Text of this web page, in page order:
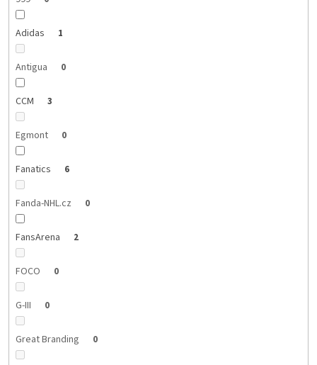
Adidas 1
Antigua 0
CCM 3
Egmont 0
Fanatics 6
Fanda-NHL.cz 0
FansArena 2
FOCO 0
G-III 0
Great Branding 0